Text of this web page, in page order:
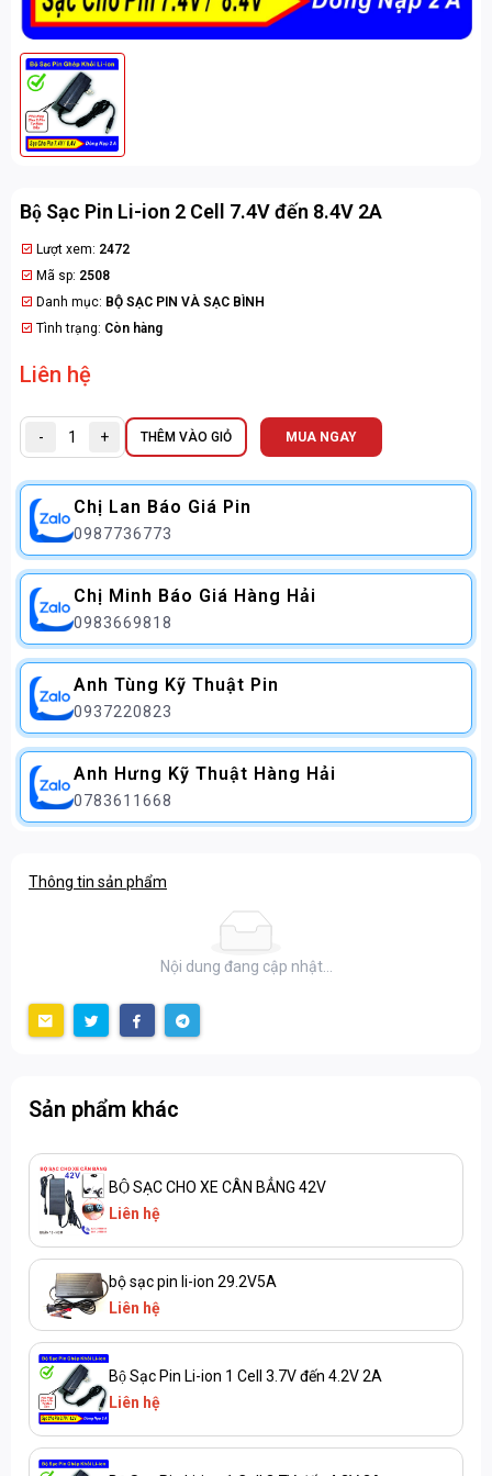
Bộ Sạc Pin Li-ion 2 Cell 7.4V đến 8.4V 2A
Lượt xem: 2472
Mã sp: 2508
Danh mục: BỘ SẠC PIN VÀ SẠC BÌNH
Tình trạng: Còn hàng
Liên hệ
- + THÊM VÀO GIỎ MUA NGAY
Chị Lan Báo Giá Pin
0987736773
Chị Minh Báo Giá Hàng Hải
0983669818
Anh Tùng Kỹ Thuật Pin
0937220823
Anh Hưng Kỹ Thuật Hàng Hải
0783611668
Thông tin sản phẩm
Nội dung đang cập nhật...
Sản phẩm khác
BỘ SẠC CHO XE CÂN BẲNG 42V
Liên hệ
bộ sạc pin li-ion 29.2V5A
Liên hệ
Bộ Sạc Pin Li-ion 1 Cell 3.7V đến 4.2V 2A
Liên hệ